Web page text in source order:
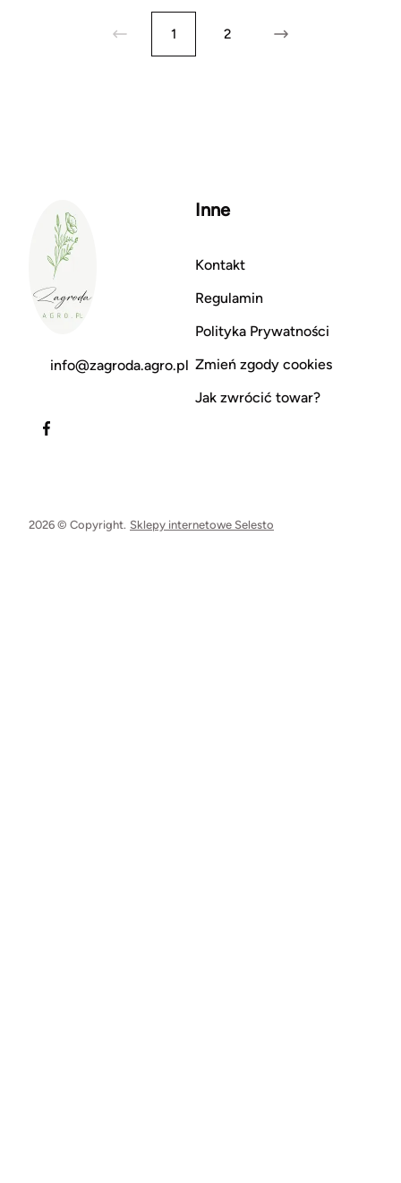
1 2
info@zagroda.agro.pl
Inne
Kontakt
Regulamin
Polityka Prywatności
Zmień zgody cookies
Jak zwrócić towar?
2026 © Copyright. Sklepy internetowe Selesto